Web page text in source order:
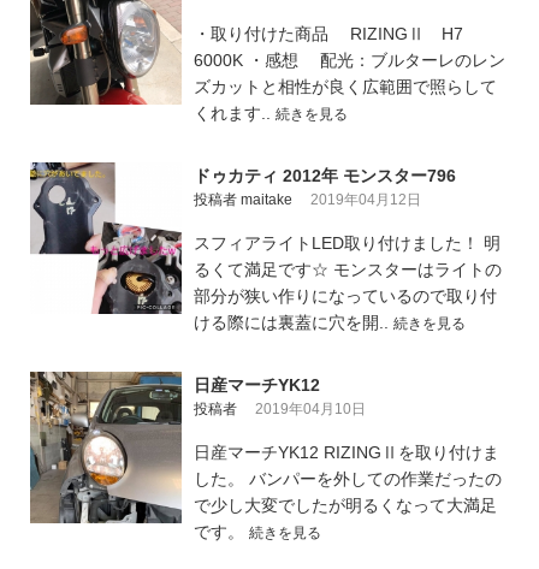
・取り付けた商品 RIZINGⅡ H7
6000K ・感想 配光：ブルターレのレン
ズカットと相性が良く広範囲で照らして
くれます.. 続きを見る
ドゥカティ 2012年 モンスター796
投稿者 maitake 2019年04月12日
スフィアライトLED取り付けました！ 明
るくて満足です☆ モンスターはライトの
部分が狭い作りになっているので取り付
ける際には裏蓋に穴を開.. 続きを見る
日産マーチYK12
投稿者 2019年04月10日
日産マーチYK12 RIZINGⅡを取り付けま
した。 バンパーを外しての作業だったの
で少し大変でしたが明るくなって大満足
です。 続きを見る